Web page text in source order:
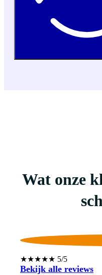
Wat onze
★★★★★ 5/5
Bekijk alle reviews